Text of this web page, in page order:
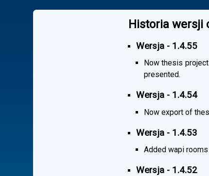
Historia wersji
Wersja - 1.4.55
Now thesis
presented.
Wersja - 1.4.54
Now export of
Wersja - 1.4.53
Added wapi
Wersja - 1.4.52